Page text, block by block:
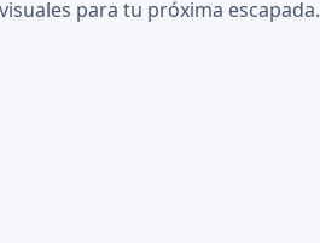
para tu próxima escapada.